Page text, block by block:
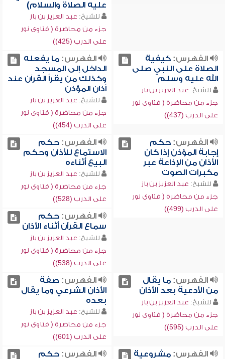
عليه الصلاة والسلام)
للشيخ: عبد العزيز بن باز
جزء من محاضرة ( فتاوى نور
على الدرب (425))
الفهرس:كيفية
الصلاة على النبي صلى
الله عليه وسلم
للشيخ: عبد العزيز بن باز
جزء من محاضرة ( فتاوى نور
على الدرب (437))
الفهرس:ما يفعله
الداخل إلى المسجد
وكذلك من يقرأ القرآن عند
أذان المؤذن
للشيخ: عبد العزيز بن باز
جزء من محاضرة ( فتاوى نور
على الدرب (454))
الفهرس:حكم
إجابة المؤذن إذا كان
الأذان من الإذاعة عبر
مكبرات الصوت
للشيخ: عبد العزيز بن باز
جزء من محاضرة ( فتاوى نور
على الدرب (499))
الفهرس:حكم
الاستماع للأذان وحكم
البيع أثناءه
للشيخ: عبد العزيز بن باز
جزء من محاضرة ( فتاوى نور
على الدرب (528))
الفهرس:حكم
سماع القرآن أثناء الأذان
للشيخ: عبد العزيز بن باز
جزء من محاضرة ( فتاوى نور
على الدرب (538))
الفهرس:ما يقال
من الأدعية بعد الأذان
للشيخ: عبد العزيز بن باز
جزء من محاضرة ( فتاوى نور
على الدرب (595))
الفهرس: صفة
الأذان الشرعي وما يقال
بعده
للشيخ: عبد العزيز بن باز
جزء من محاضرة ( فتاوى نور
على الدرب (601))
الفهرس:مشروعية
الفهرس:حكم